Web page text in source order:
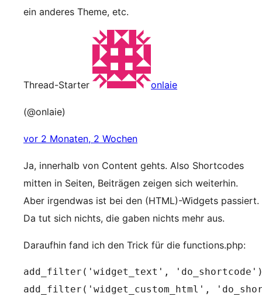
ein anderes Theme, etc.
Thread-Starter onlaie
(@onlaie)
vor 2 Monaten, 2 Wochen
Ja, innerhalb von Content gehts. Also Shortcodes
mitten in Seiten, Beiträgen zeigen sich weiterhin.
Aber irgendwas ist bei den (HTML)-Widgets passiert.
Da tut sich nichts, die gaben nichts mehr aus.
Daraufhin fand ich den Trick für die functions.php:
add_filter('widget_text',
add_filter('widget_custom_html',